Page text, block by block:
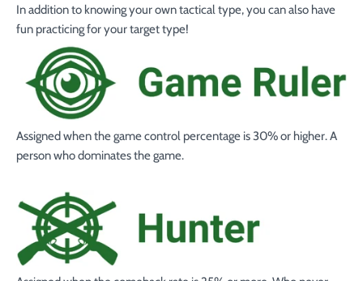
round
First Round Mark :Average number of marks
earned in the first round
White Horse :
Percentage of rounds in which White
Horse was awarded
3 in a Bed :
*All calculated from the latest 30 games
In addition to knowing your own tactical type, you can also have
fun practicing for your target type!
Assigned when the game control percentage is30%or higher. A
person who dominates the game.